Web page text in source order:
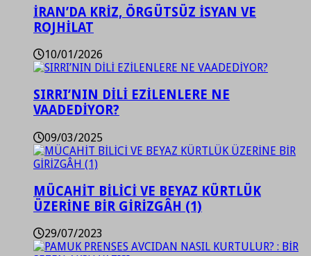
İRAN’DA KRİZ, ÖRGÜTSÜZ İSYAN VE
ROJHİLAT
10/01/2026
SIRRI’NIN DİLİ EZİLENLERE NE
VAADEDİYOR?
09/03/2025
MÜCAHİT BİLİCİ VE BEYAZ KÜRTLÜK
ÜZERİNE BİR GİRİZGÂH (1)
29/07/2023